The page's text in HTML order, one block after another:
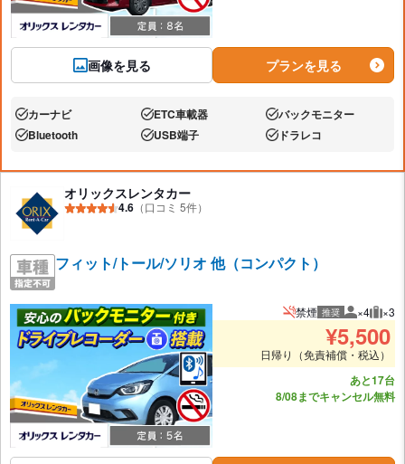
画像を見る プランを見る
あり:カーナビ あり:ETC車載器 あり:バックモニター
あり:Bluetooth あり:USB端子 あり:ドラレコ
オリックスレンタカー
4.6 （口コミ 5件）
フィット/トール/ソリオ 他（コンパクト）
禁煙 推奨 推奨人数
×4 推
×3
¥5,500
日帰り（免責補償・税込）
あと17台
8/08までキャンセル無料